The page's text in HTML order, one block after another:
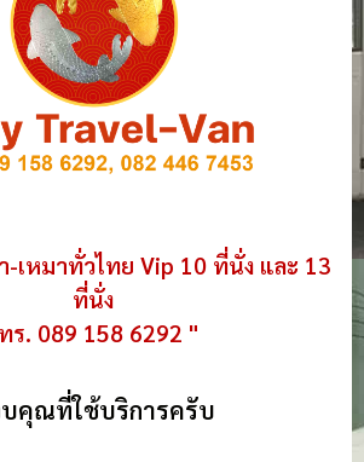
-เหมาทั่วไทย Vip 10 ที่นั่ง และ 13
ที่นั่ง
ร. 089 158 6292 "
คุณที่ใช้บริการครับ